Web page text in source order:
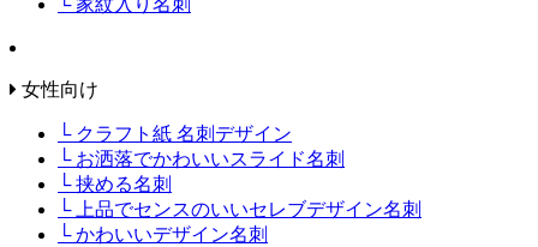
女性向け
└ クラフト紙 名刺デザイン
└ お洒落でかわいいスライド名刺
└ 挟める名刺
└ 上品でセンスのいいセレブデザイン名刺
└ かわいいデザイン名刺